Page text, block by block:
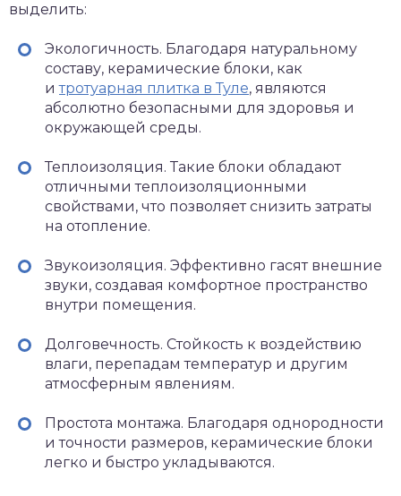
выделить:
Экологичность. Благодаря натуральному
составу, керамические блоки, как
итротуарная плитка в Туле, являются
абсолютно безопасными для здоровья и
окружающей среды.
Теплоизоляция. Такие блоки обладают
отличными теплоизоляционными
свойствами, что позволяет снизить затраты
на отопление.
Звукоизоляция. Эффективно гасят внешние
звуки, создавая комфортное пространство
внутри помещения.
Долговечность. Стойкость к воздействию
влаги, перепадам температур и другим
атмосферным явлениям.
Простота монтажа. Благодаря однородности
и точности размеров, керамические блоки
легко и быстро укладываются.